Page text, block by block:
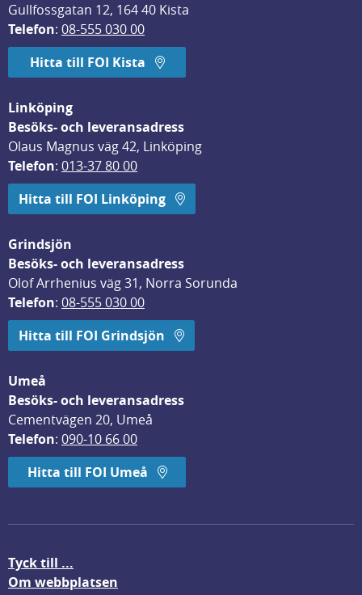
Gullfossgatan 12, 164 40 Kista
Telefon: 08-555 030 00
Hitta till FOI Kista
Linköping
Besöks- och leveransadress
Olaus Magnus väg 42, Linköping
Telefon: 013-37 80 00
Hitta till FOI Linköping
Grindsjön
Besöks- och leveransadress
Olof Arrhenius väg 31, Norra Sorunda
Telefon: 08-555 030 00
Hitta till FOI Grindsjön
Umeå
Besöks- och leveransadress
Cementvägen 20, Umeå
Telefon: 090-10 66 00
Hitta till FOI Umeå
Tyck till ...
Om webbplatsen